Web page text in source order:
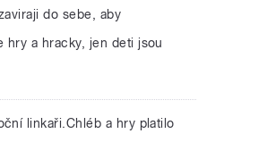
do sebe, aby
hry a hracky, jen deti jsou
linkaři.Chléb a hry platilo